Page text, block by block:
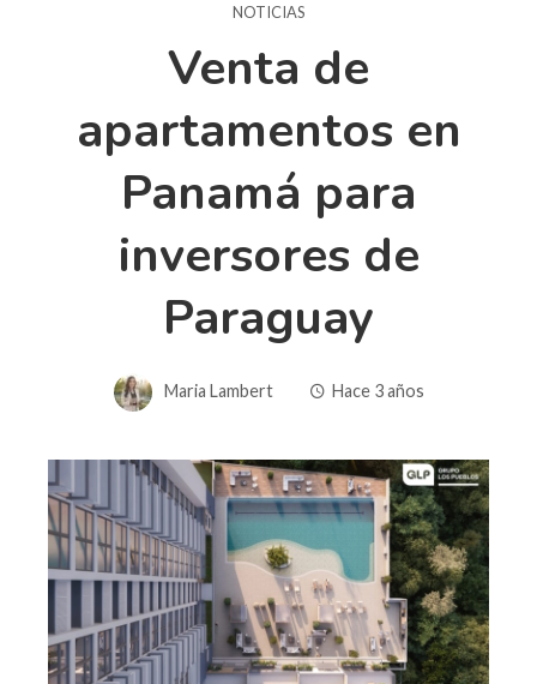
NOTICIAS
Venta de
apartamentos en
Panamá para
inversores de
Paraguay
Maria Lambert Hace 3 años